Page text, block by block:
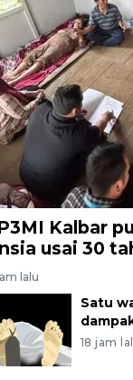
Kalbar
usai 30
lalu
Satu
18 jam